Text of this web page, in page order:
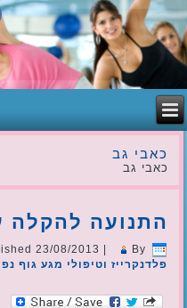
כאבי גב
כאבי גב
התנועה להקלה
23/08/2013 By
פלדנקרייז וטיפולי מגע גוף